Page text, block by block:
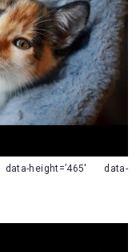
height=’465′ data-